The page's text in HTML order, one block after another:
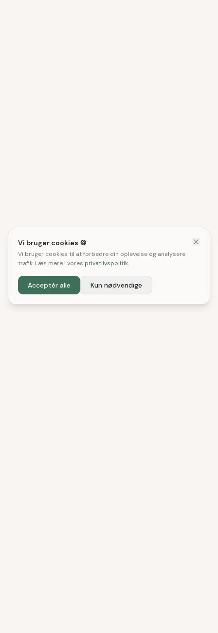
Vi bruger cookies 🍪
Vi bruger cookies til at forbedre din oplevelse og analysere
trafik. Læs mere i vores privatlivspolitik.
Acceptér alle Kun nødvendige